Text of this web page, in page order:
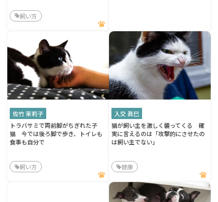
飼い方
佐竹 茉莉子
トラバサミで両前脚がちぎれた子
猫 今では後ろ脚で歩き、トイレも
食事も自分で
飼い方
入交 眞巳
猫が飼い主を激しく襲ってくる 確
実に言えるのは「攻撃的にさせたの
は飼い主でない」
健康